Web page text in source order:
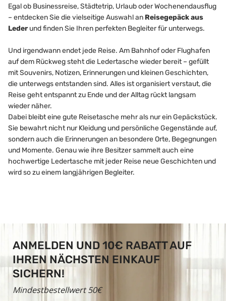
Egal ob Businessreise, Städtetrip, Urlaub oder Wochenendausflug
– entdecken Sie die vielseitige Auswahl an Reisegepäck aus
Lederund finden Sie Ihren perfekten Begleiter für unterwegs.
Und irgendwann endet jede Reise. Am Bahnhof oder Flughafen
auf dem Rückweg steht die Ledertasche wieder bereit – gefüllt
mit Souvenirs, Notizen, Erinnerungen und kleinen Geschichten,
die unterwegs entstanden sind. Alles ist organisiert verstaut, die
Reise geht entspannt zu Ende und der Alltag rückt langsam
wieder näher.
Dabei bleibt eine gute Reisetasche mehr als nur ein Gepäckstück.
Sie bewahrt nicht nur Kleidung und persönliche Gegenstände auf,
sondern auch die Erinnerungen an besondere Orte, Begegnungen
und Momente. Genau wie ihre Besitzer sammelt auch eine
hochwertige Ledertasche mit jeder Reise neue Geschichten und
wird so zu einem langjährigen Begleiter.
ANMELDEN UND 10€ RABATT AUF
IHREN NÄCHSTEN EINKAUF
SICHERN!
Mindestbestellwert 50€